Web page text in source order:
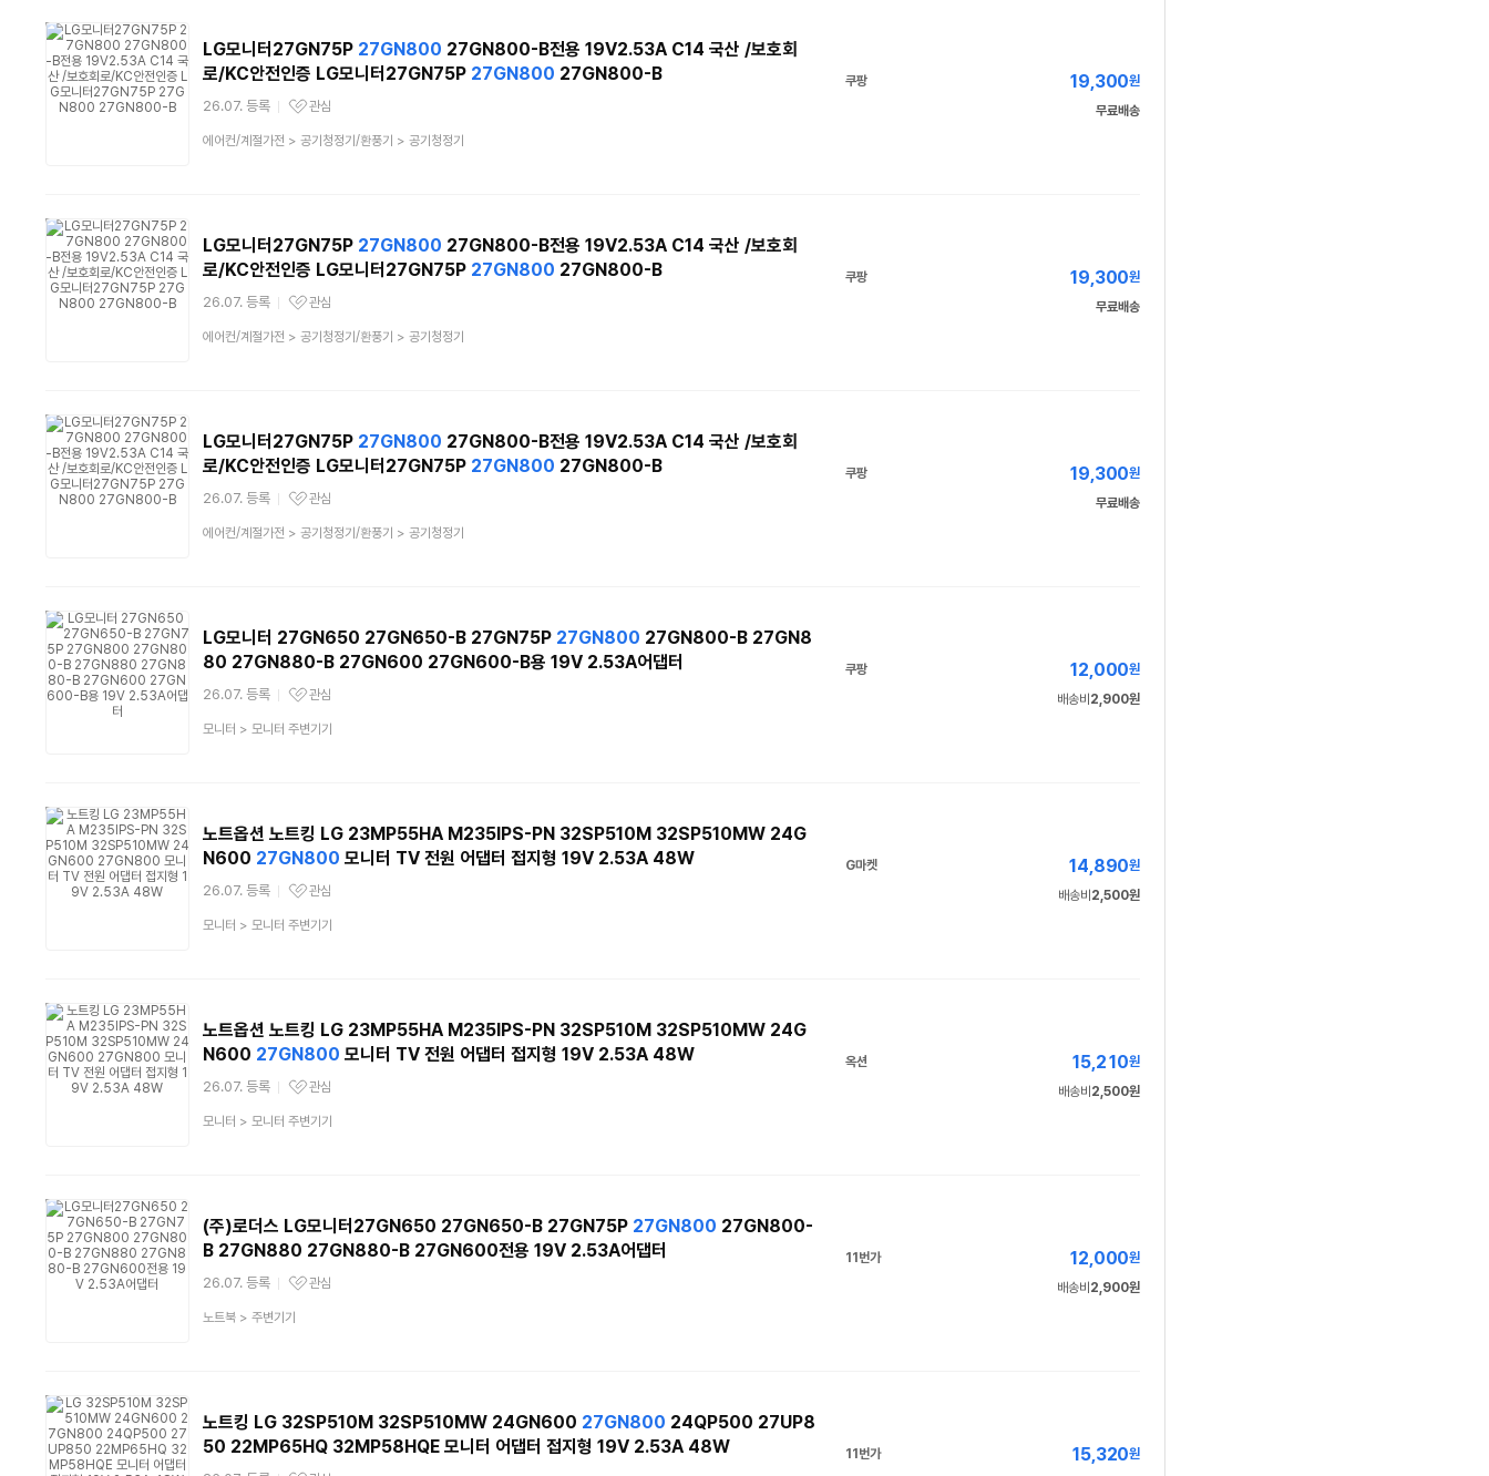
LG모니터27GN75P 27GN800 27GN800-B전용 19V2.53A C14 국산 /보호회
로/KC안전인증 LG모니터27GN75P 27GN800 27GN800-B
26.07. 등록
관심상품
관심
상
에어컨/계절가전 > 공기청정기/환풍기 > 공기청정기
쿠팡 19,300원
무료배송
LG모니터27GN75P 27GN800 27GN800-B전용 19V2.53A C14 국산 /보호회
로/KC안전인증 LG모니터27GN75P 27GN800 27GN800-B
26.07. 등록
관심상품
관심
상
에어컨/계절가전 > 공기청정기/환풍기 > 공기청정기
쿠팡 19,300원
무료배송
LG모니터27GN75P 27GN800 27GN800-B전용 19V2.53A C14 국산 /보호회
로/KC안전인증 LG모니터27GN75P 27GN800 27GN800-B
26.07. 등록
관심상품
관심
상
에어컨/계절가전 > 공기청정기/환풍기 > 공기청정기
쿠팡 19,300원
무료배송
LG모니터 27GN650 27GN650-B 27GN75P 27GN800 27GN800-B 27GN8
80 27GN880-B 27GN600 27GN600-B용 19V 2.53A어댑터
26.07. 등록
관심상품
관심
상
모니터 > 모니터 주변기기
쿠팡 12,000원
배송비 2,900원
노트옵션 노트킹 LG 23MP55HA M235IPS-PN 32SP510M 32SP510MW 24G
N600 27GN800 모니터 TV 전원 어댑터 접지형 19V 2.53A 48W
26.07. 등록
관심상품
관심
상
모니터 > 모니터 주변기기
G마켓 14,890원
배송비 2,500원
노트옵션 노트킹 LG 23MP55HA M235IPS-PN 32SP510M 32SP510MW 24G
N600 27GN800 모니터 TV 전원 어댑터 접지형 19V 2.53A 48W
26.07. 등록
관심상품
관심
상
모니터 > 모니터 주변기기
옥션 15,210원
배송비 2,500원
(주)로더스 LG모니터27GN650 27GN650-B 27GN75P 27GN800 27GN800-
B 27GN880 27GN880-B 27GN600전용 19V 2.53A어댑터
26.07. 등록
관심상품
관심
상
노트북> 주변기기
11번가 12,000원
배송비 2,900원
노트킹 LG 32SP510M 32SP510MW 24GN600 27GN800 24QP500 27UP8
50 22MP65HQ 32MP58HQE 모니터 어댑터 접지형 19V 2.53A 48W
11번가 15,320원